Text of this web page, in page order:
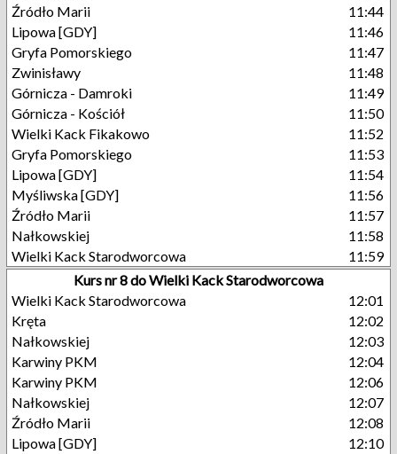
Źródło Marii
11:44
Lipowa [GDY]
11:46
Gryfa Pomorskiego
11:47
Zwinisławy
11:48
Górnicza - Damroki
11:49
Górnicza - Kościół
11:50
Wielki Kack Fikakowo
11:52
Gryfa Pomorskiego
11:53
Lipowa [GDY]
11:54
Myśliwska [GDY]
11:56
Źródło Marii
11:57
Nałkowskiej
11:58
Wielki Kack Starodworcowa
11:59
Kurs nr 8 do Wielki Kack Starodworcowa
Wielki Kack Starodworcowa
12:01
Kręta
12:02
Nałkowskiej
12:03
Karwiny PKM
12:04
Karwiny PKM
12:06
Nałkowskiej
12:07
Źródło Marii
12:08
Lipowa [GDY]
12:10